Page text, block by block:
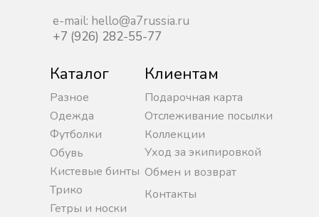
Каталог Клиентам
Коллекции
e-mail: hello@a7russia.ru
+7 (926) 282-55-77
Отслеживание посылки
Гетры и носки
Трико
Кистевые бинты
Обувь
Футболки
Одежда
Разное Подарочная карта
Уход за экипировкой
Контакты
Обмен и возврат